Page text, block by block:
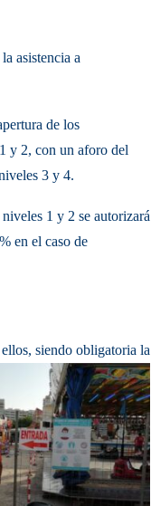
asistencia a
de los
y 2, con un aforo del
3 y 4.
1 y 2 se autorizará
en el caso de
siendo obligatoria la